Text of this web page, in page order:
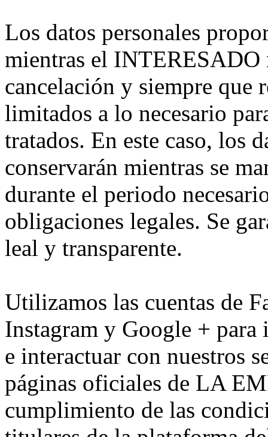
Los datos personales
mientras el INTERESADO
cancelación y siempre que
limitados a lo necesario
tratados. En este caso, los
conservarán mientras se
durante el periodo
obligaciones legales. Se
leal y transparente.
Utilizamos las cuentas de
Instagram y Google + para
e interactuar con nuestros
páginas oficiales de LA
cumplimiento de las